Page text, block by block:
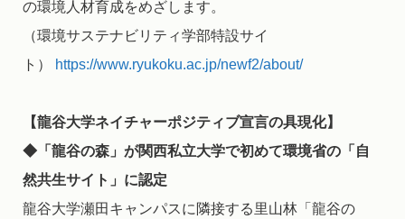
の環境人材育成をめざします。
（環境サステナビリティ学部特設サイ
ト）
https://www.ryukoku.ac.jp/newf2/about/
【龍谷大学ネイチャーポジティブ宣言の具現化】
◆「龍谷の森」が関西私立大学で初めて環境省の「自
然共生サイト」に認定
龍谷大学瀬田キャンパスに隣接する里山林「龍谷の